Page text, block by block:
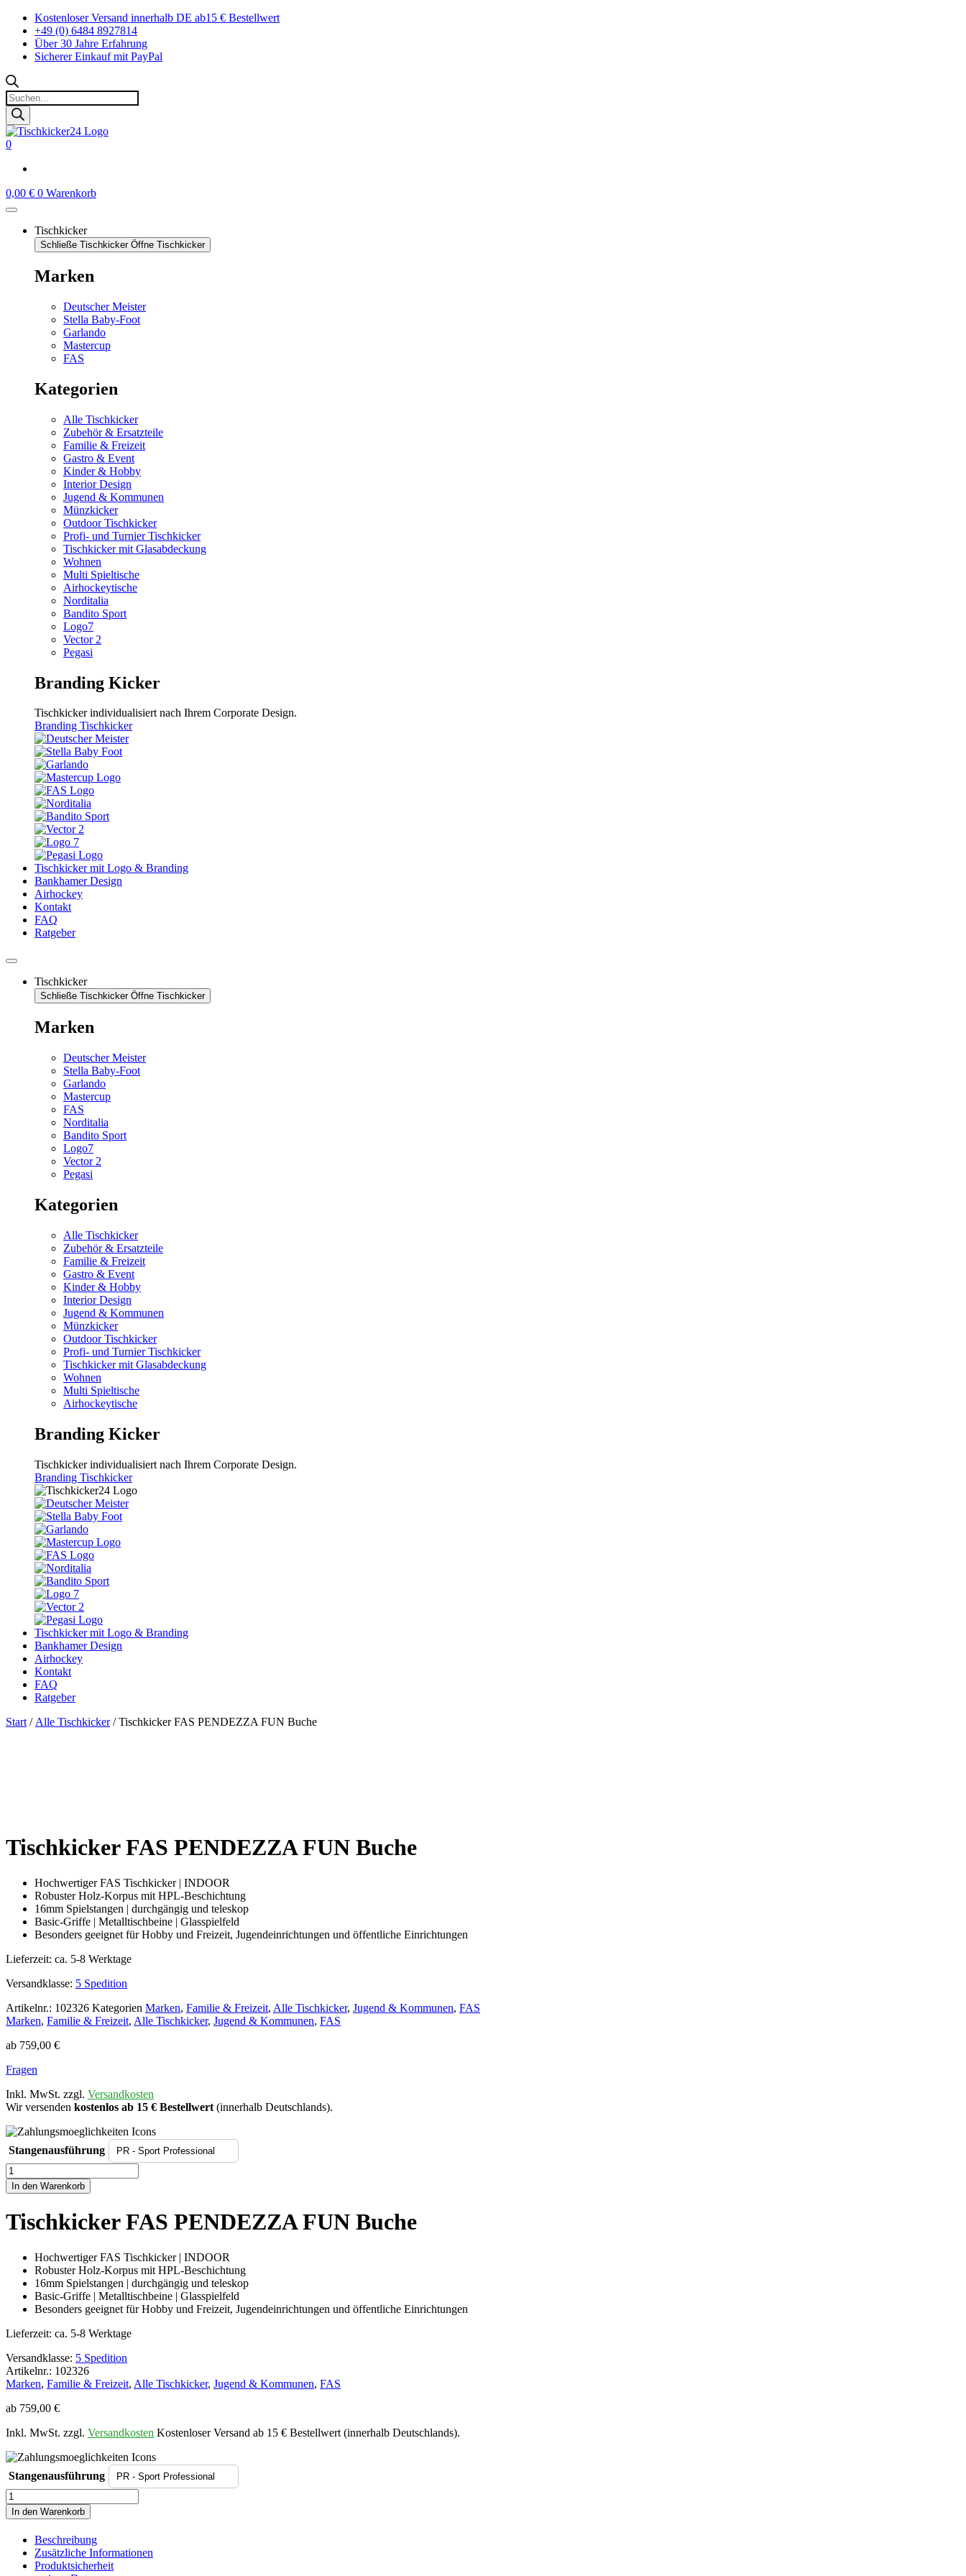
Zum
Inhalt
springen
Kostenloser Versand innerhalb DE ab15 € Bestellwert
+49 (0) 6484 8927814
Über 30 Jahre Erfahrung
Sicherer Einkauf mit PayPal
Products
search
0
0,00 € 0 Warenkorb
Tischkicker
Schließe Tischkicker Öffne Tischkicker
Marken
Deutscher Meister
Stella Baby-Foot
Garlando
Mastercup
FAS
Kategorien
Alle Tischkicker
Zubehör & Ersatzteile
Familie & Freizeit
Gastro & Event
Kinder & Hobby
Interior Design
Jugend & Kommunen
Münzkicker
Outdoor Tischkicker
Profi- und Turnier Tischkicker
Tischkicker mit Glasabdeckung
Wohnen
Multi Spieltische
Airhockeytische
Norditalia
Bandito Sport
Logo7
Vector 2
Pegasi
Branding Kicker
Tischkicker individualisiert nach Ihrem Corporate Design.
Branding Tischkicker
Tischkicker mit Logo & Branding
Bankhamer Design
Airhockey
Kontakt
FAQ
Ratgeber
Tischkicker
Schließe Tischkicker Öffne Tischkicker
Marken
Deutscher Meister
Stella Baby-Foot
Garlando
Mastercup
FAS
Norditalia
Bandito Sport
Logo7
Vector 2
Pegasi
Kategorien
Alle Tischkicker
Zubehör & Ersatzteile
Familie & Freizeit
Gastro & Event
Kinder & Hobby
Interior Design
Jugend & Kommunen
Münzkicker
Outdoor Tischkicker
Profi- und Turnier Tischkicker
Tischkicker mit Glasabdeckung
Wohnen
Multi Spieltische
Airhockeytische
Branding Kicker
Tischkicker individualisiert nach Ihrem Corporate Design.
Branding Tischkicker
Tischkicker mit Logo & Branding
Bankhamer Design
Airhockey
Kontakt
FAQ
Ratgeber
Start / Alle Tischkicker/ Tischkicker FAS PENDEZZA FUN Buche
Tischkicker FAS PENDEZZA FUN Buche
Hochwertiger FAS Tischkicker | INDOOR
Robuster Holz-Korpus mit HPL-Beschichtung
16mm Spielstangen | durchgängig und teleskop
Basic-Griffe | Metalltischbeine | Glasspielfeld
Besonders geeignet für Hobby und Freizeit, Jugendeinrichtungen und öffentliche Einrichtungen
Lieferzeit: ca. 5-8 Werktage
Versandklasse: 5 Spedition
Artikelnr.: 102326 Kategorien Marken, Familie & Freizeit, Alle Tischkicker, Jugend & Kommunen, FAS
Marken, Familie & Freizeit, Alle Tischkicker, Jugend & Kommunen, FAS
ab 759,00 €
Fragen
Inkl. MwSt. zzgl. Versandkosten
Wir versenden kostenlos ab 15 € Bestellwert (innerhalb Deutschlands).
Stangenausführung
Tischkicker
FAS
PENDEZZA
Buche
Menge
In den Warenkorb
Tischkicker FAS PENDEZZA FUN Buche
Hochwertiger FAS Tischkicker | INDOOR
Robuster Holz-Korpus mit HPL-Beschichtung
16mm Spielstangen | durchgängig und teleskop
Basic-Griffe | Metalltischbeine | Glasspielfeld
Besonders geeignet für Hobby und Freizeit, Jugendeinrichtungen und öffentliche Einrichtungen
Lieferzeit: ca. 5-8 Werktage
Versandklasse: 5 Spedition
Artikelnr.: 102326
Marken, Familie & Freizeit, Alle Tischkicker, Jugend & Kommunen, FAS
ab 759,00 €
Inkl. MwSt. zzgl. Versandkosten Kostenloser Versand ab 15 € Bestellwert (innerhalb Deutschlands).
Stangenausführung
Tischkicker
FAS
PENDEZZA
Buche
Menge
In den Warenkorb
Beschreibung
Zusätzliche Informationen
Produktsicherheit